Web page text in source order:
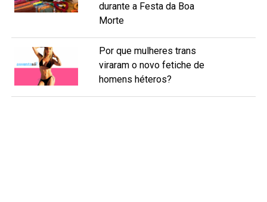
durante a Festa da Boa
Morte
Por que mulheres trans
viraram o novo fetiche de
homens héteros?